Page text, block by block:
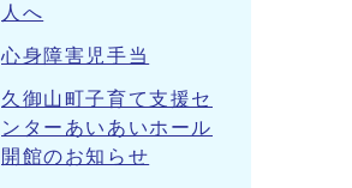
人へ
心身障害児手当
久御山町子育て支援セ
ンターあいあいホール
開館のお知らせ